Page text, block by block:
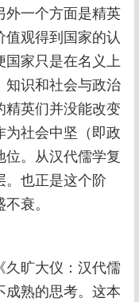
外一个方面是精英
观得到国家的认
家只是在名义上
知识和社会与政治
精英们并没能改变
社会中坚（即政
。从汉代儒学复
。也正是这个阶
衰。
旷大仪：汉代儒
熟的思考。这本